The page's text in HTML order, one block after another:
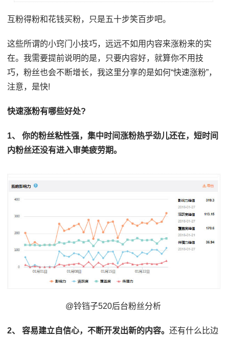
互粉得粉和花钱买粉，只是五十步笑百步吧。
这些所谓的小窍门小技巧，远远不如用内容来涨粉来的实
在。我需要提前说明的是，只要内容好，就算你不用技
巧，粉丝也会不断增长，我这里分享的是如何“快速涨粉”，
注意，是快!
快速涨粉有哪些好处?
1、 你的粉丝粘性强，集中时间涨粉热乎劲儿还在，短时间
内粉丝还没有进入审美疲劳期。
@铃铛子520后台粉丝分析
2、 容易建立自信心，不断开发出新的内容。还有什么比边